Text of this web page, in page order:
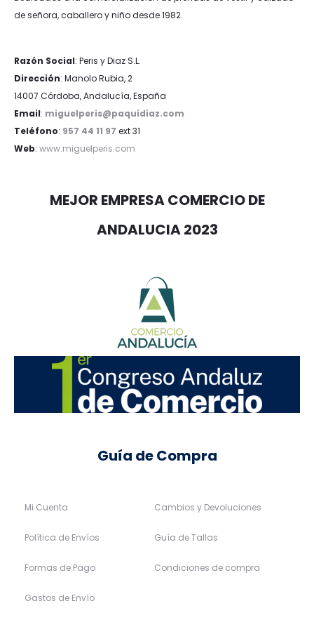
de señora, caballero y niño desde 1982.
Razón Social: Peris y Diaz S.L.
Dirección: Manolo Rubia, 2
14007 Córdoba, Andalucía, España
Email: miguelperis@paquidiaz.com
Teléfono: 957 44 11 97 ext 31
Web: www.miguelperis.com
MEJOR EMPRESA COMERCIO DE
ANDALUCIA 2023
Guía de Compra
Mi Cuenta
Política de Envíos
Formas de Pago
Gastos de Envío
Cambios y Devoluciones
Guía de Tallas
Condiciones de compra